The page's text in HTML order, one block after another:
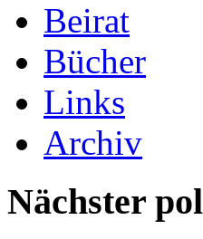
Beirat
Bücher
Links
Archiv
Nächster